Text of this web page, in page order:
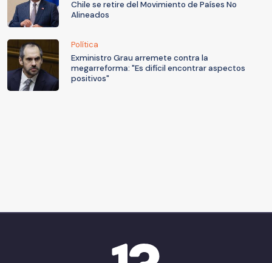
Chile se retire del Movimiento de Países No
Alineados
Política
Exministro Grau arremete contra la
megarreforma: "Es difícil encontrar aspectos
positivos"